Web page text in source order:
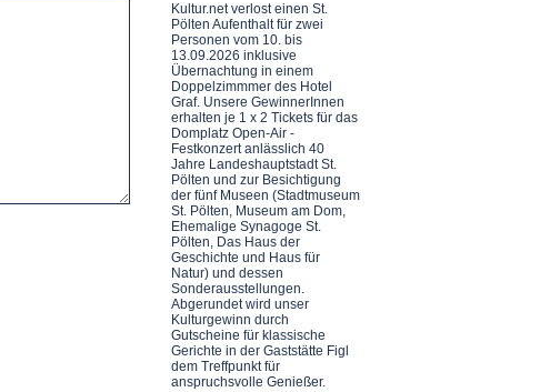
Kultur.net verlost einen St.
Pölten Aufenthalt für zwei
Personen vom 10. bis
13.09.2026 inklusive
Übernachtung in einem
Doppelzimmmer des Hotel
Graf. Unsere GewinnerInnen
erhalten je 1 x 2 Tickets für das
Domplatz Open-Air -
Festkonzert anlässlich 40
Jahre Landeshauptstadt St.
Pölten und zur Besichtigung
der fünf Museen (Stadtmuseum
St. Pölten, Museum am Dom,
Ehemalige Synagoge St.
Pölten, Das Haus der
Geschichte und Haus für
Natur) und dessen
Sonderausstellungen.
Abgerundet wird unser
Kulturgewinn durch
Gutscheine für klassische
Gerichte in der Gaststätte Figl
dem Treffpunkt für
anspruchsvolle Genießer.